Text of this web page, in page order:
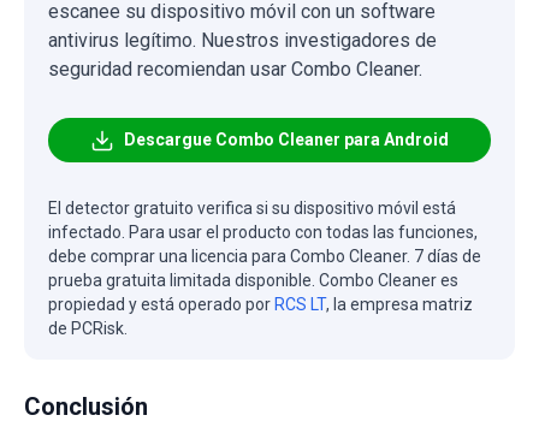
escanee su dispositivo móvil con un software
antivirus legítimo. Nuestros investigadores de
seguridad recomiendan usar Combo Cleaner.
Descargue Combo Cleaner para Android
El detector gratuito verifica si su dispositivo móvil está
infectado. Para usar el producto con todas las funciones,
debe comprar una licencia para Combo Cleaner. 7 días de
prueba gratuita limitada disponible. Combo Cleaner es
propiedad y está operado por RCS LT, la empresa matriz
de PCRisk.
Conclusión